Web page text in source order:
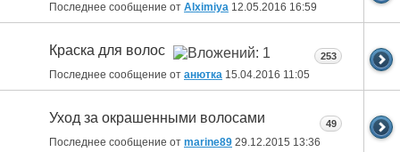
Последнее сообщение от Alximiya 12.05.2016 16:59
Краска для волос
Последнее сообщение от анютка 15.04.2016 11:05
253
Уход за окрашенными волосами
Последнее сообщение от marine89 29.12.2015 13:36
49